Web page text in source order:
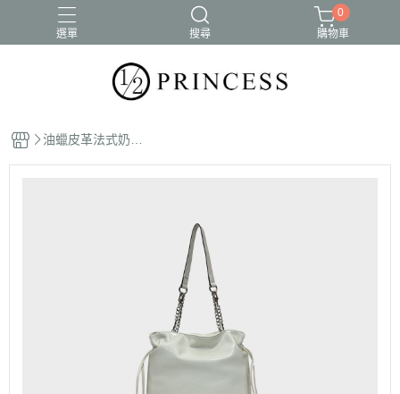
選單 搜尋
0
購物車
油蠟皮革法式奶油